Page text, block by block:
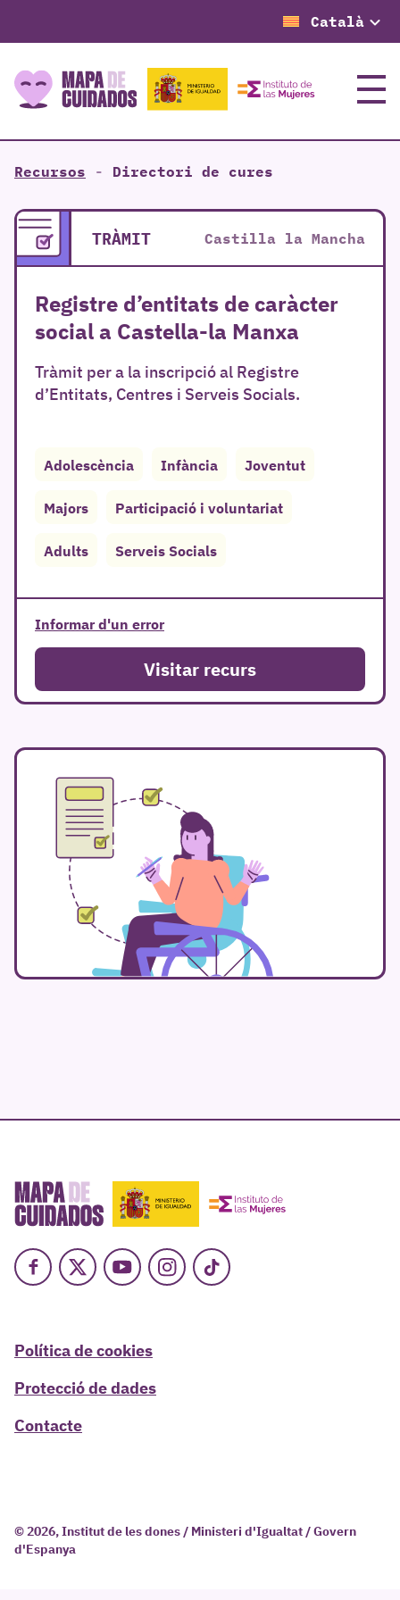
Català
Menú
Recursos - Directori de cures
TRÀMIT Castilla la Mancha
Registre d’entitats de caràcter
social a Castella-la Manxa
Tràmit per a la inscripció al Registre
d’Entitats, Centres i Serveis Socials.
Adolescència Infància Joventut
Majors Participació i voluntariat
Adults Serveis Socials
Informar d'un error
Visitar recurs
Facebook
X YoutubeInstagram
TikTok
Política de cookies
Protecció de dades
Contacte
© 2026, Institut de les dones / Ministeri d'Igualtat / Govern
d'Espanya